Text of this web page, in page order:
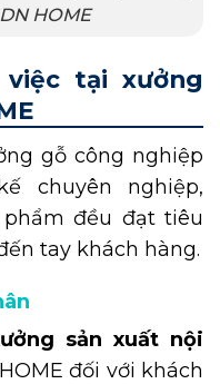
HOME
tại xưởng
gỗ công nghiệp
chuyên nghiệp,
đều đạt tiêu
tay khách hàng.
sản xuất nội
đối với khách